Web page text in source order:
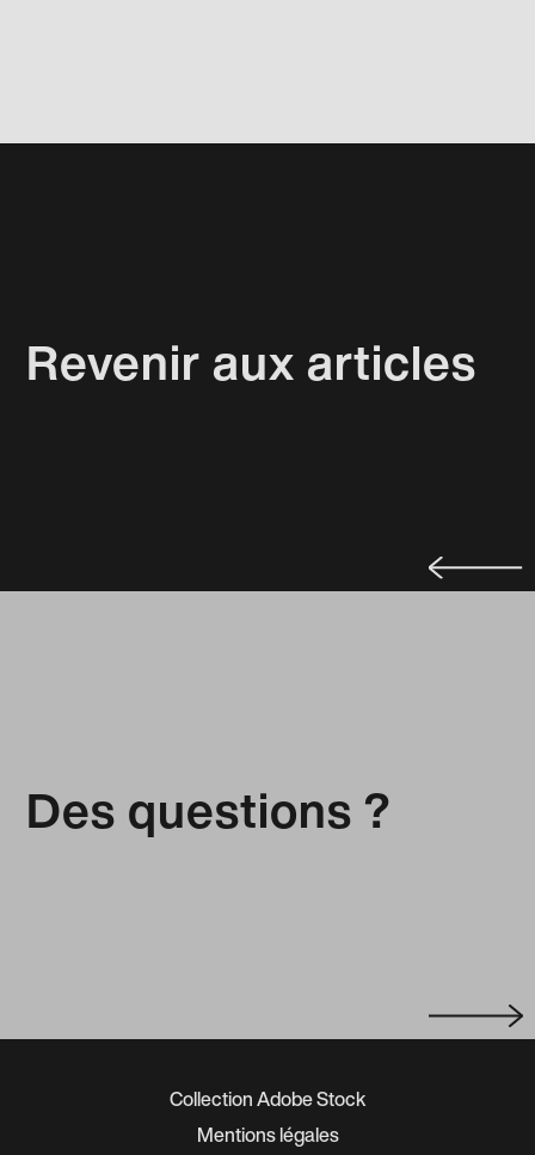
Revenir aux articles
Des questions ?
Collection Adobe Stock
Mentions légales